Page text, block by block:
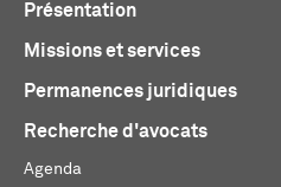
Présentation
Missions et services
Permanences juridiques
Recherche d'avocats
Agenda